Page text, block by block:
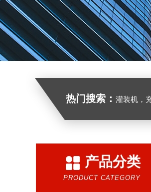
热门搜索： 灌装机，
产品分类
PRODUCT CATEGORY